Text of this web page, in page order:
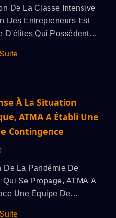
Gestion Au Niveau Des
Internes Et Devrait Se
Sur L'optimisation De
Décision Stratégique, La
Des Objectifs De
De L'organisation.
De La Classe Intensive
Des Entrepreneurs Est
D'élites Qui Possèdent
Et La Réussite
Dans Le Développement
De Taiwan. Sous La
De L'Université
Théorique
Se Déroule
Approfondie De La
Actuelle Et
De Gestion
Créant Ainsi Une Vision
À La Situation
ATMA A Établi Une
Contingence
De La Pandémie De
Qui Se Propage, ATMA A
Une Équipe De